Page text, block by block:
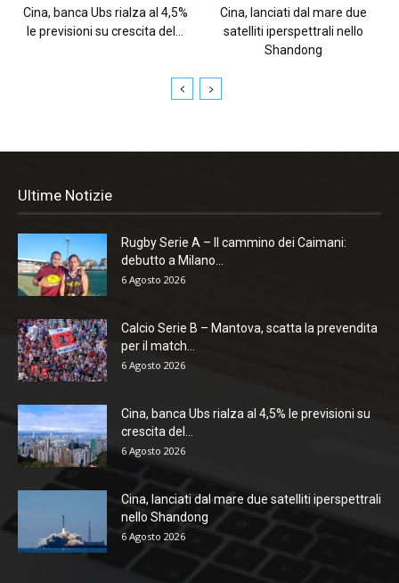
Cina, banca Ubs rialza al 4,5%
le previsioni su crescita del...
Cina, lanciati dal mare due
satelliti iperspettrali nello
Shandong
Ultime Notizie
Rugby Serie A – Il cammino dei Caimani:
debutto a Milano...
6 Agosto 2026
Calcio Serie B – Mantova, scatta la prevendita
per il match...
6 Agosto 2026
Cina, banca Ubs rialza al 4,5% le previsioni su
crescita del...
6 Agosto 2026
Cina, lanciati dal mare due satelliti iperspettrali
nello Shandong
6 Agosto 2026